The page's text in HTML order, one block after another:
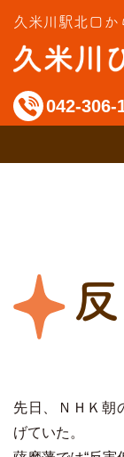
久米川駅北口か
042-306-
料金のご案内
アクセス
先日、ＮＨＫ朝
げていた。